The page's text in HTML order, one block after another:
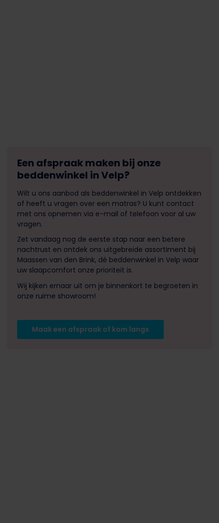
Een afspraak maken bij onze
beddenwinkel in Velp?
Wilt u ons aanbod als beddenwinkel in Velp ontdekken
of heeft u vragen over een matras? U kunt contact
met ons opnemen via e-mail of telefoon voor al uw
vragen.
Zet vandaag nog de eerste stap naar een betere
nachtrust en ontdek ons uitgebreide assortiment bij
Maassen van den Brink, dé beddenwinkel in Velp waar
uw slaapcomfort onze prioriteit is.
Wij kijken ernaar uit om je binnenkort te begroeten in
onze ruime showroom!
Maak een afspraak of kom langs